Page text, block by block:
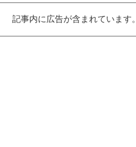
記事内に広告が含まれています。